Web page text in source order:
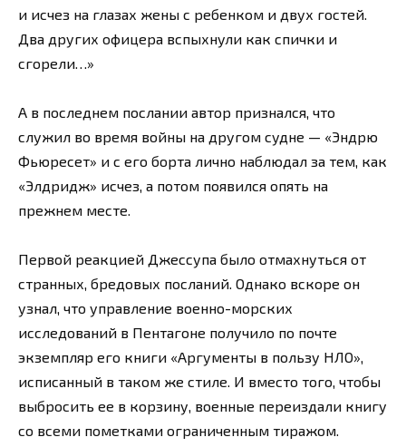
и исчез на глазах жены с ребенком и двух гостей.
Два других офицера вспыхнули как спички и
сгорели…»
А в последнем послании автор признался, что
служил во время войны на другом судне — «Эндрю
Фьюресет» и с его борта лично наблюдал за тем, как
«Элдридж» исчез, а потом появился опять на
прежнем месте.
Первой реакцией Джессупа было отмахнуться от
странных, бредовых посланий. Однако вскоре он
узнал, что управление военно-морских
исследований в Пентагоне получило по почте
экземпляр его книги «Аргументы в пользу НЛО»,
исписанный в таком же стиле. И вместо того, чтобы
выбросить ее в корзину, военные переиздали книгу
со всеми пометками ограниченным тиражом.